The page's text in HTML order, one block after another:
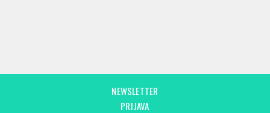
NEWSLETTER
PRIJAVA